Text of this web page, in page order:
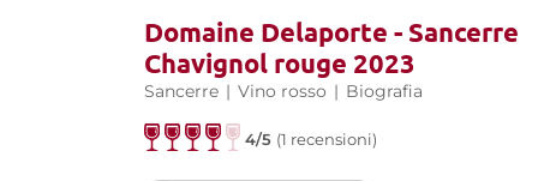
Domaine Delaporte - Sancerre
Chavignol rouge 2023
Sancerre | Vino rosso | Biografia
4/5 (1 recensioni)